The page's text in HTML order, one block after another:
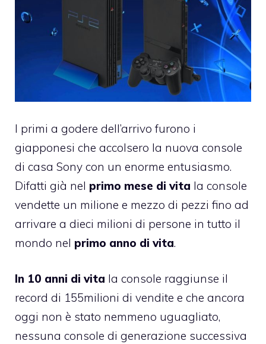
I primi a godere dell’arrivo furono i
giapponesi che accolsero la nuova console
di casa Sony con un enorme entusiasmo.
Difatti già nel primo mese di vita la console
vendette un milione e mezzo di pezzi fino ad
arrivare a dieci milioni di persone in tutto il
mondo nel primo anno di vita.
In 10 anni di vita la console raggiunse il
record di 155milioni di vendite e che ancora
oggi non è stato nemmeno uguagliato,
nessuna console di generazione successiva